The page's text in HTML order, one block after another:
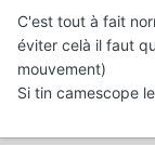
C'est tout à fait
éviter celà il faut
mouvement)
Si tin camescope